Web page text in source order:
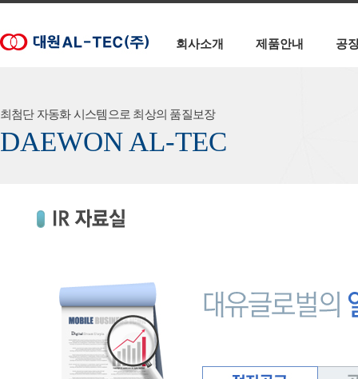
회사소개 제품안내 공
최첨단 자동화 시스템으로 최상의 품질보장
DAEWON AL-TEC